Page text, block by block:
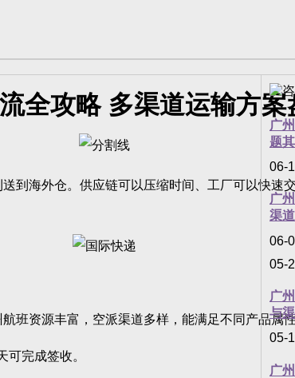
广
题
06-
广
渠
06-
05-
广
与
05-
广
全攻略 多渠道运输方案
海外仓。供应链可以压缩时间、工厂可以快速
资源丰富，空派渠道多样，能满足不同产品属
完成签收。